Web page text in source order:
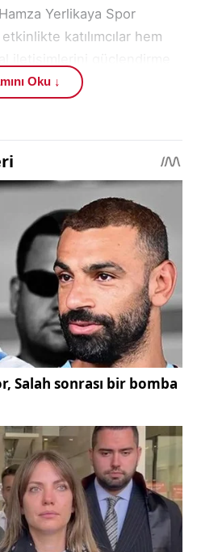
Yerlikaya Spor
katılımcılar hem
ve eğitim faaliyetlerini
haberleri kategorilerinden
Üniversitesi Rektörü
Sivas Aile ve Sosyal
Kırmızıtaş, Spor Bilimleri
Mehmet Gül,
öğrenciler ve özel
gücüne dikkat
bireylerin sosyal hayata
vurgu yapıldı.
oyunları, takım yarışmaları,
sportif faaliyetlerle
Cumhuriyet Üniversitesi
Şengönül, üniversite olarak
Oku ↓